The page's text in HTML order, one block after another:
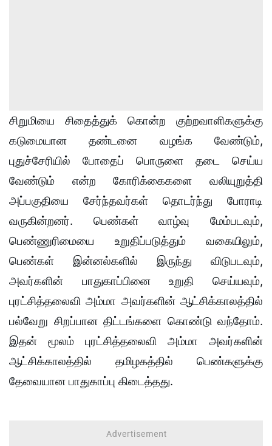
சிறுமியை சிதைத்துக் கொன்ற குற்றவாளிகளுக்கு
கடுமையான தண்டனை வழங்க வேண்டும்,
புதுச்சேரியில் போதைப் பொருளை தடை செய்ய
வேண்டும் என்ற கோரிக்கைகளை வலியுறுத்தி
அப்பகுதியை சேர்ந்தவர்கள் தொடர்ந்து போராடி
வருகின்றனர். பெண்கள் வாழ்வு மேம்படவும்,
பெண்ணுரிமையை உறுதிப்படுத்தும் வகையிலும்,
பெண்கள் இன்னல்களில் இருந்து விடுபடவும்,
அவர்களின் பாதுகாப்பினை உறுதி செய்யவும்,
புரட்சித்தலைவி அம்மா அவர்களின் ஆட்சிக்காலத்தில்
பல்வேறு சிறப்பான திட்டங்களை கொண்டு வந்தோம்.
இதன் மூலம் புரட்சித்தலைவி அம்மா அவர்களின்
ஆட்சிக்காலத்தில் தமிழகத்தில் பெண்களுக்கு
தேவையான பாதுகாப்பு கிடைத்தது.